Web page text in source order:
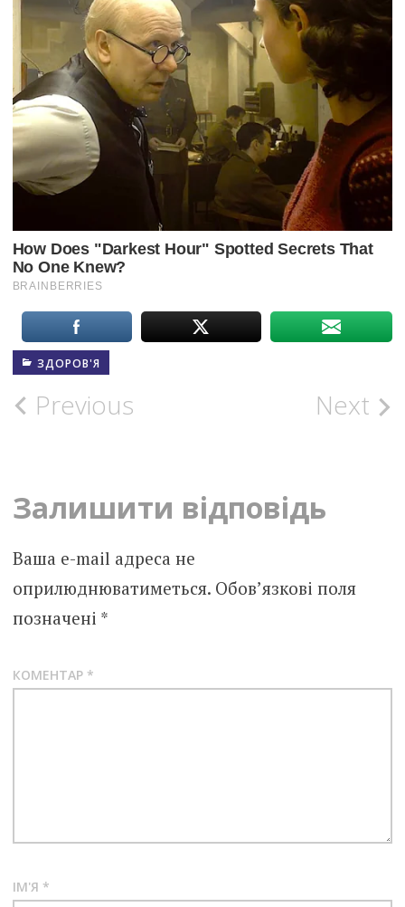
ЗДОРОВ'Я
Post
Previous Next
Залишити відповідь
Ваша e-mail адреса не
оприлюднюватиметься. Обов’язкові поля
позначені *
КОМЕНТАР *
ІМ'Я *